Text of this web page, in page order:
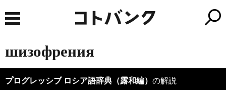
шизофрения
プログレッシブ ロシア語辞典（露和編） の解説